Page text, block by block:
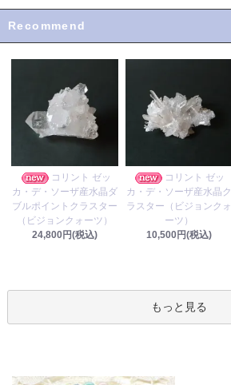
Recommend
コリント ゼッ
カ・デ・ソーザ産水晶ダ
ブルポイントクラスター
（ビジョンクォーツ）
24,800円(税込)
コリント ゼッ
カ・デ・ソーザ産水晶ク
ラスター（ビジョンクォ
ーツ）
10,500円(税込)
もっと見る